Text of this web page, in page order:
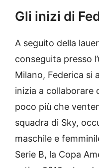
Gli inizi di
A seguito della
conseguita presso
Milano, Federica si
inizia a collaborare
poco più che
squadra di Sky,
maschile e
Serie B, la Copa